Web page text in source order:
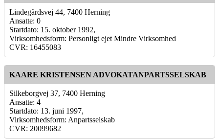
Lindegårdsvej 44, 7400 Herning
Ansatte: 0
Startdato: 15. oktober 1992,
Virksomhedsform: Personligt ejet Mindre Virksomhed
CVR: 16455083
KAARE KRISTENSEN ADVOKATANPARTSSELSKAB
Silkeborgvej 37, 7400 Herning
Ansatte: 4
Startdato: 13. juni 1997,
Virksomhedsform: Anpartsselskab
CVR: 20099682